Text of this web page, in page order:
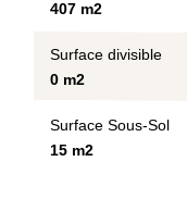
407 m2
Surface divisible
0 m2
Surface Sous-Sol
15 m2